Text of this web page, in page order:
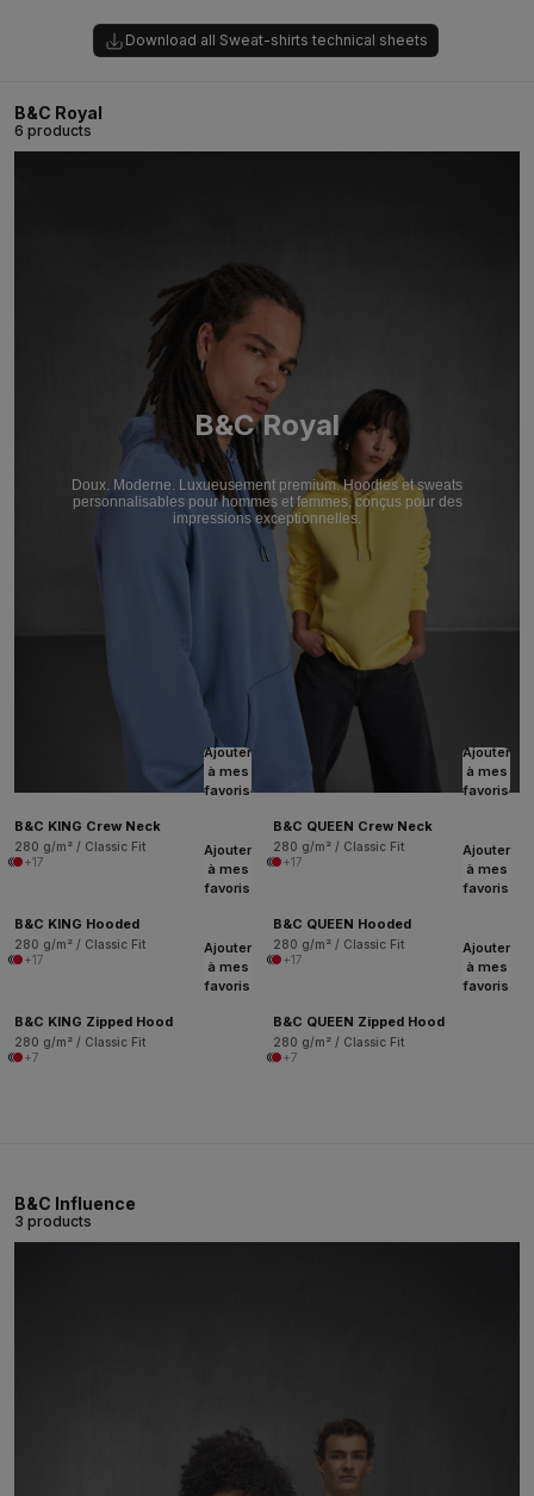
Download all Sweat-shirts technical sheets
B&C Royal
6 products
B&C Royal
Doux. Moderne. Luxueusement premium. Hoodies et sweats
personnalisables pour hommes et femmes, conçus pour des
impressions exceptionnelles.
Ajouter
à mes
favoris
B&C KING Crew Neck
280 g/m² / Classic Fit
+17
Ajouter
à mes
favoris
B&C QUEEN Crew Neck
280 g/m² / Classic Fit
+17
Ajouter
à mes
favoris
B&C KING Hooded
280 g/m² / Classic Fit
+17
Ajouter
à mes
favoris
B&C QUEEN Hooded
280 g/m² / Classic Fit
+17
Ajouter
à mes
favoris
B&C KING Zipped Hood
280 g/m² / Classic Fit
+7
Ajouter
à mes
favoris
B&C QUEEN Zipped Hood
280 g/m² / Classic Fit
+7
B&C Influence
3 products